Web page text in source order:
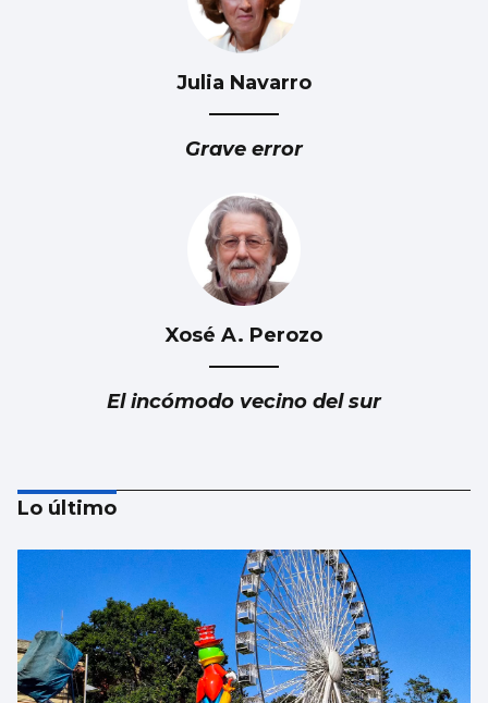
Julia Navarro
Grave error
Xosé A. Perozo
El incómodo vecino del sur
Luis Del Val
Las mafias trabajan gratis
Lo último